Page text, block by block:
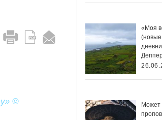
©
«Моя
(новые
Может